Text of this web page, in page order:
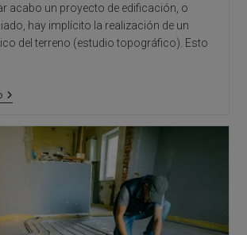
acabo un proyecto de edificación, o
hay implícito la realización de un
del terreno (estudio topográfico). Esto
¿Qué
Geotécnico